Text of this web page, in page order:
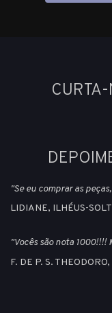
"Se eu comprar as
LIDIANE, ILHÉUS-
"Vocês são nota
F. DE P. S.